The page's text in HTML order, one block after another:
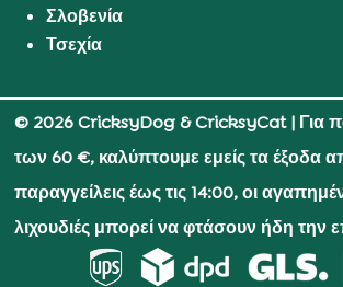
Σλοβενία
Τσεχία
© 2026 CricksyDog & CricksyCat| Για
των 60 €, καλύπτουμε εμείς τα έξοδα
παραγγείλεις έως τις 14:00, οι
λιχουδιές μπορεί να φτάσουν ήδη την